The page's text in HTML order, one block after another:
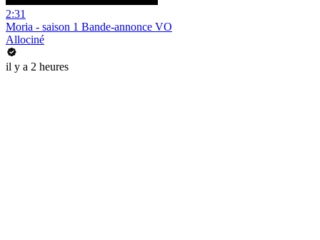
2:31
Moria - saison 1 Bande-annonce VO
Allociné
il y a 2 heures